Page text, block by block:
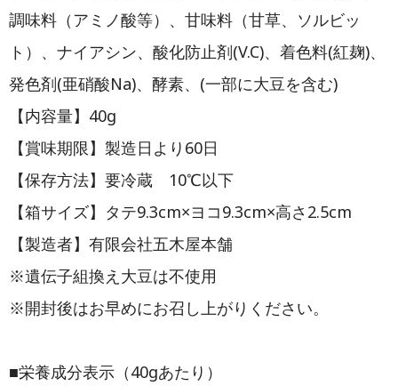
調味料（アミノ酸等）、甘味料（甘草、ソルビッ
ト）、ナイアシン、酸化防止剤(V.C)、着色料(紅麹)、
発色剤(亜硝酸Na)、酵素、(一部に大豆を含む)
【内容量】40g
【賞味期限】製造日より60日
【保存方法】要冷蔵 10℃以下
【箱サイズ】タテ9.3cm×ヨコ9.3cm×高さ2.5cm
【製造者】有限会社五木屋本舗
※遺伝子組換え大豆は不使用
※開封後はお早めにお召し上がりください。
■栄養成分表示（40gあたり）